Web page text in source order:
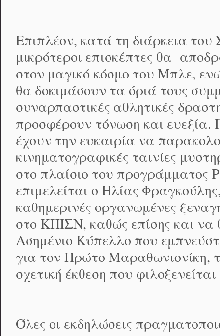
Επιπλέον, κατά τη διάρκεια του
μικρότεροι επισκέπτες θα
στον μαγικό κόσμο του Μπλε,
θα δοκιμάσουν τα όριά τους
συναρπαστικές αθλητικές
προσφέρουν τόνωση και ευεξία.
έχουν την ευκαιρία να
κινηματογραφικές ταινίες
στο πλαίσιο του προγράμματος
επιμελείται ο Ηλίας
καθημερινές οργανωμένες
στο ΚΠΙΣΝ, καθώς επίσης και
Ασημένιο Κύπελλο που
για τον Πρώτο Μαραθωνιονίκη,
σχετική έκθεση που
Όλες οι εκδηλώσεις